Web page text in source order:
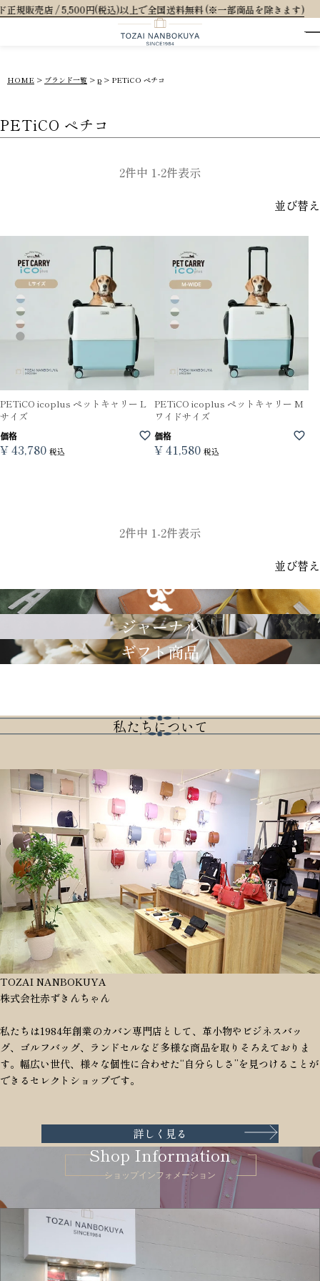
5,500円(税込)以上で全国送料無料 (※一部商品を除きます)
HOME ブランド一覧 p PETiCO ペチコ
PETiCO ペチコ
並び替え
2件中 1-2件表示
PETiCO icoplus ペットキャリー L
サイズ
価格
¥43,780 税込
PETiCO icoplus ペットキャリー M
ワイドサイズ
価格
¥41,580 税込
並び替え
2件中 1-2件表示
GRIMM LAB
ジャーナル
ギフト商品
私たちについて
TOZAI NANBOKUYA
株式会社赤ずきんちゃん
私たちは1984年創業のカバン専門店として、革小物やビジネスバッ
グ、ゴルフバッグ、ランドセルなど多様な商品を取りそろえておりま
す。幅広い世代、様々な個性に合わせた“自分らしさ”を見つけることが
できるセレクトショップです。
詳しく見る
Shop Information
ショップインフォメーション